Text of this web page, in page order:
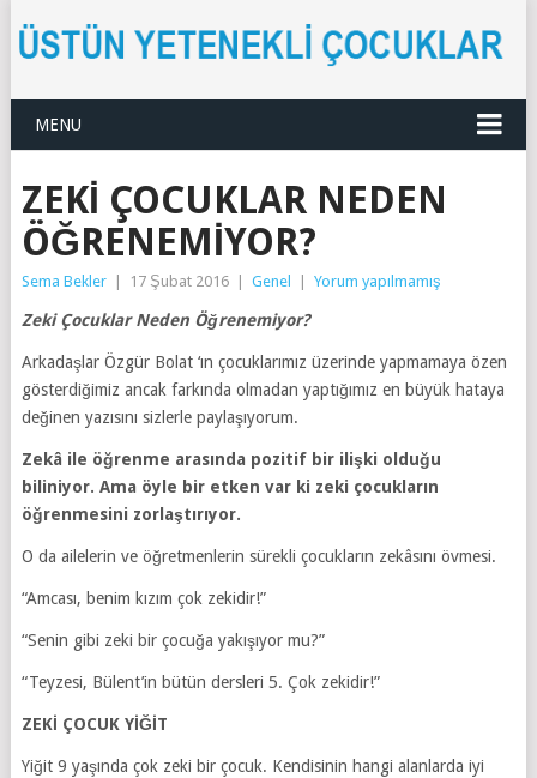
MENU
ZEKI ÇOCUKLAR NEDEN
ÖĞRENEMIYOR?
Sema Bekler 17 Şubat 2016 Genel Yorum yapılmamış
Zeki Çocuklar Neden Öğrenemiyor?
Arkadaşlar Özgür Bolat ‘ın çocuklarımız üzerinde yapmamaya özen
gösterdiğimiz ancak farkında olmadan yaptığımız en büyük hataya
değinen yazısını sizlerle paylaşıyorum.
Zekâ ile öğrenme arasında pozitif bir ilişki olduğu
biliniyor. Ama öyle bir etken var ki zeki çocukların
öğrenmesini zorlaştırıyor.
O da ailelerin ve öğretmenlerin sürekli çocukların zekâsını övmesi.
“Amcası, benim kızım çok zekidir!”
“Senin gibi zeki bir çocuğa yakışıyor mu?”
“Teyzesi, Bülent’in bütün dersleri 5. Çok zekidir!”
ZEKİ ÇOCUK YİĞİT
Yiğit 9 yaşında çok zeki bir çocuk. Kendisinin hangi alanlarda iyi